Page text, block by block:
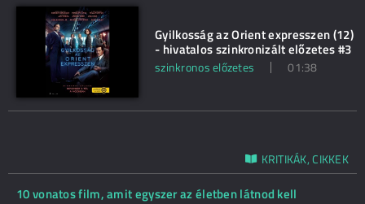
Gyilkosság az Orient expresszen (12)
- hivatalos szinkronizált előzetes #3
szinkronos előzetes 01:38
KRITIKÁK, CIKKEK
10 vonatos film, amit egyszer az életben látnod kell